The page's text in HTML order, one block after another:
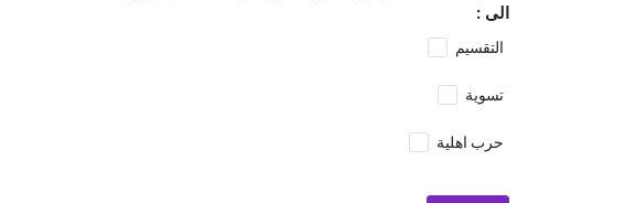
الى :
التقسيم
تسوية
حرب اهلية